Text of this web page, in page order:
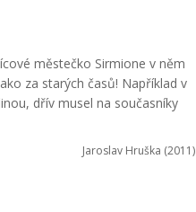
městečko Sirmione v něm
za starých časů! Například v
dřív musel na současníky
Jaroslav Hruška (2011)